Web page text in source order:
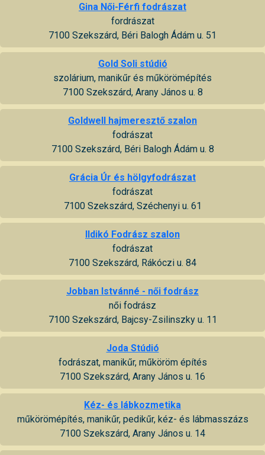
Gina Női-Férfi fodrászat
fordrászat
7100 Szekszárd, Béri Balogh Ádám u. 51
Gold Soli stúdió
szolárium, manikűr és műkörömépítés
7100 Szekszárd, Arany János u. 8
Goldwell hajmeresztő szalon
fodrászat
7100 Szekszárd, Béri Balogh Ádám u. 8
Grácia Úr és hölgyfodrászat
fodrászat
7100 Szekszárd, Széchenyi u. 61
Ildikó Fodrász szalon
fodrászat
7100 Szekszárd, Rákóczi u. 84
Jobban Istvánné - női fodrász
női fodrász
7100 Szekszárd, Bajcsy-Zsilinszky u. 11
Joda Stúdió
fodrászat, manikűr, műköröm építés
7100 Szekszárd, Arany János u. 16
Kéz- és lábkozmetika
műkörömépítés, manikűr, pedikűr, kéz- és lábmasszázs
7100 Szekszárd, Arany János u. 14